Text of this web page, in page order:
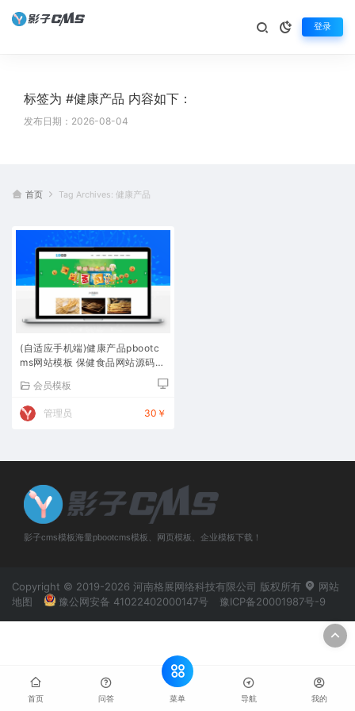
登录
标签为 #健康产品 内容如下：
发布日期：2026-08-04
首页 Tag Archives: 健康产品
(自适应手机端)健康产品pbootc
ms网站模板 保健食品网站源码下
会员模板
管理员 30￥
影子cms模板海量pbootcms模板、网页模板、企业模板下载！
Copyright © 2019-2026 河南格展网络科技有限公司 版权所有
网站
地图
豫公网安备 41022402000147号 豫ICP备20001987号-9
首页 问答 菜单 导航 我的